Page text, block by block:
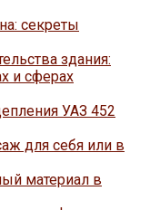
секреты
здания:
и сферах
УАЗ 452
для себя или в
материал в